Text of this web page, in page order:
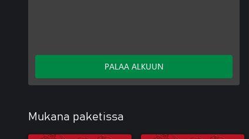
PALAA ALKUUN
Mukana paketissa